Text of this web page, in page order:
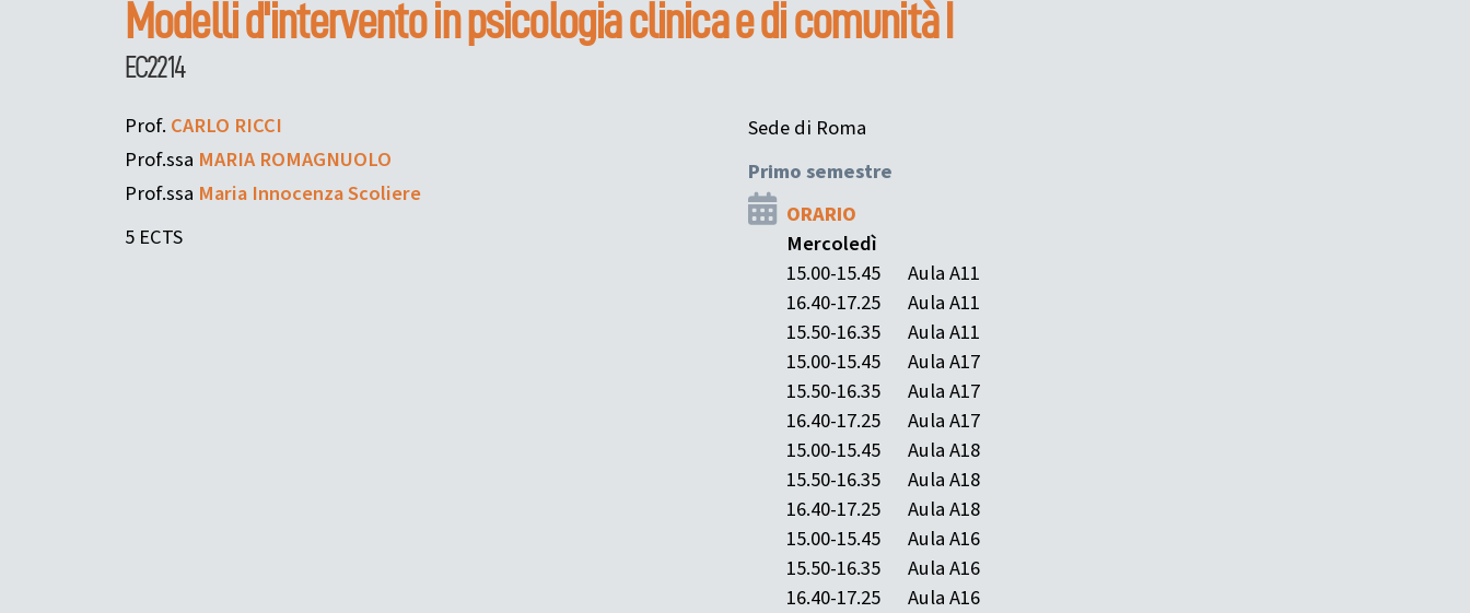
Modelli d'intervento in psicologia clinica e di comunità I
EC2214
Prof. CARLO RICCI
Prof.ssa MARIA ROMAGNUOLO
Prof.ssa Maria InnocenzaScoliere
5 ECTS
Sede di Roma
Primo semestre
ORARIO
Mercoledì
15.00-15.45
Aula A11
16.40-17.25
Aula A11
15.50-16.35
Aula A11
15.00-15.45
Aula A17
15.50-16.35
Aula A17
16.40-17.25
Aula A17
15.00-15.45
Aula A18
15.50-16.35
Aula A18
16.40-17.25
Aula A18
15.00-15.45
Aula A16
15.50-16.35
Aula A16
16.40-17.25
Aula A16